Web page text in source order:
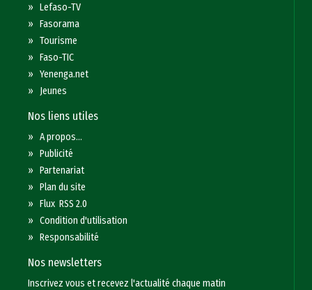
»Lefaso-TV
»Fasorama
»Tourisme
»Faso-TIC
»Yenenga.net
» Jeunes
Nos liens utiles
»A propos...
»Publicité
»Partenariat
»Plan du site
»Flux RSS 2.0
»Condition d'utilisation
»Responsabilité
Nos newsletters
Inscrivez vous et recevez l'actualité chaque matin